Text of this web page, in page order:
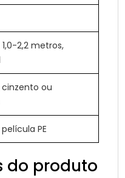
2,2 metros,
ou
PE
do produto